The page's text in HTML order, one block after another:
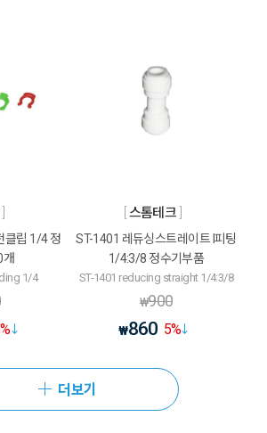
클립 1/4 정
개
1/4
%
스톰테크
ST-1401 레듀싱스트레이트 I피팅
1/4:3/8 정수기부품
ST-1401 reducing straight 1/4:3/8
₩900
₩860 5%
더보기